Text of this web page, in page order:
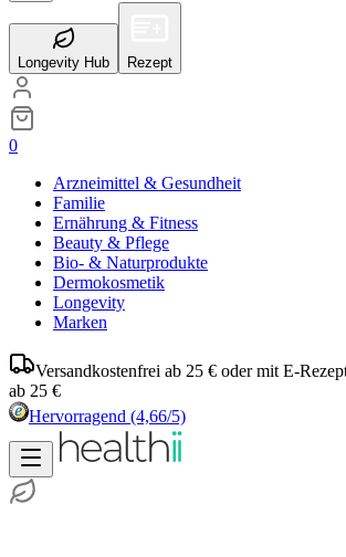
Longevity Hub Rezept
0
Arzneimittel & Gesundheit
Familie
Ernährung & Fitness
Beauty & Pflege
Bio- & Naturprodukte
Dermokosmetik
Longevity
Marken
Versandkostenfrei ab 25 € oder mit E-
ab 25 €
Hervorragend (4,66/5)